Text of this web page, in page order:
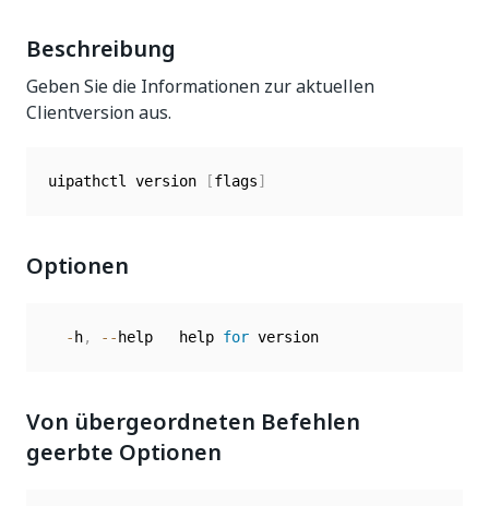
Beschreibung
Geben Sie die Informationen zur aktuellen
Clientversion aus.
uipathctl version [flags]
Optionen
- h, -- help   help for
Von übergeordneten Befehlen
geerbte Optionen